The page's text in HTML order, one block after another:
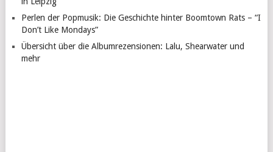
Perlen der Popmusik: Die Geschichte hinter Boomtown Rats – “I
Don’t Like Mondays”
Übersicht über die Albumrezensionen: Lalu, Shearwater und
mehr